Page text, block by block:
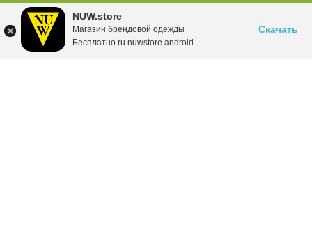
NUW.store
Магазин брендовой одежды
Бесплатно ru.nuwstore.android
Скачать